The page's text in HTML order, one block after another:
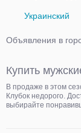
Украинский
Объявления в
Купить
В продаже в этом
Клубок недорого.
выбирайте